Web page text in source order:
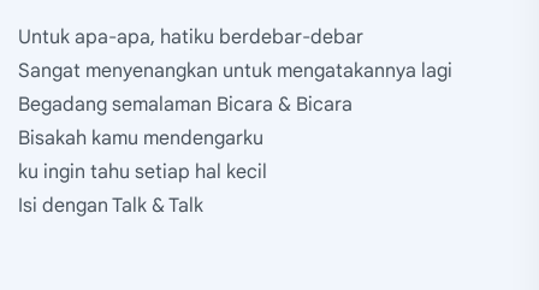
Untuk apa-apa, hatiku berdebar-debar
Sangat menyenangkan untuk mengatakannya lagi
Begadang semalaman Bicara & Bicara
Bisakah kamu mendengarku
ku ingin tahu setiap hal kecil
Isi dengan Talk & Talk